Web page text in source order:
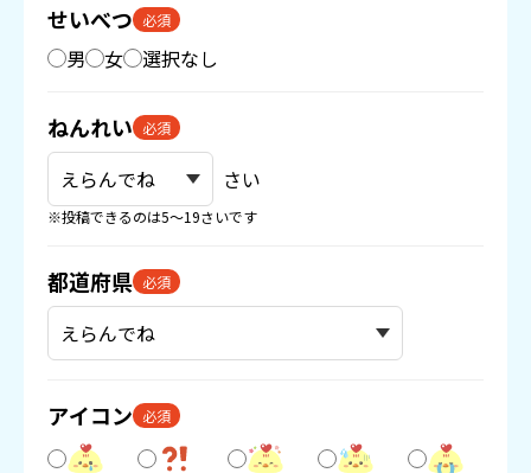
せいべつ 必須
男 女 選択なし
ねんれい 必須
さい
※投稿できるのは5〜19さいです
都道府県 必須
アイコン 必須